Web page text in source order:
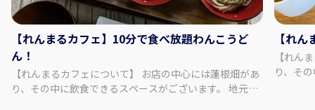
【れんまるカフェ】10分で食べ放題わんこうど
ん！
【れんまるカフェについて】 お店の中心には蓮根畑があ
り、その中に飲食できるスペースがございます。 地元の
【れ
【れん
り、そ